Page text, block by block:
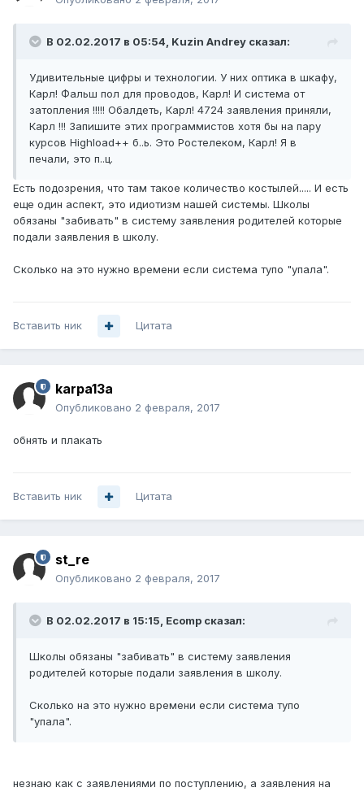
В 02.02.2017 в 05:54, Kuzin Andrey сказал:
Удивительные цифры и технологии. У них оптика в шкафу,
Карл! Фальш пол для проводов, Карл! И система от
затопления !!!!! Обалдеть, Карл! 4724 заявления приняли,
Карл !!! Запишите этих программистов хотя бы на пару
курсов Highload++ б..ь. Это Ростелеком, Карл! Я в
печали, это п..ц.
Есть подозрения, что там такое количество костылей..... И есть
еще один аспект, это идиотизм нашей системы. Школы
обязаны "забивать" в систему заявления родителей которые
подали заявления в школу.
Сколько на это нужно времени если система тупо "упала".
Вставить ник Цитата
karpa13a
Опубликовано 2 февраля, 2017
обнять и плакать
Вставить ник Цитата
st_re
Опубликовано 2 февраля, 2017
В 02.02.2017 в 15:15, Ecomp сказал:
Школы обязаны "забивать" в систему заявления
родителей которые подали заявления в школу.
Сколько на это нужно времени если система тупо
"упала".
незнаю как с заявлениями по поступлению, а заявления на